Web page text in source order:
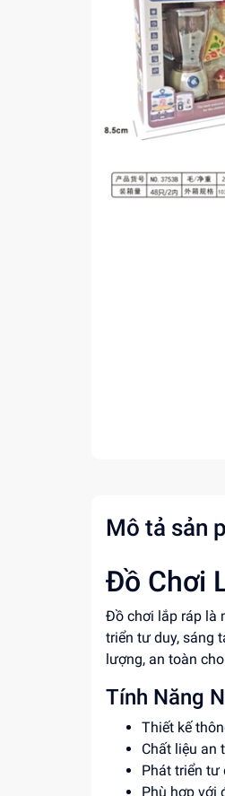
Mô tả sản
Đồ Chơi
Đồ chơi lắp ráp là
triển tư duy, sáng
lượng, an toàn
Tính Năng
Thiết kế
Chất liệu an
Phát triển tư
Phù hợp với